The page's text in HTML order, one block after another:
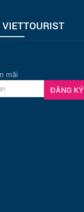
mãi
ĐĂNG KÝ